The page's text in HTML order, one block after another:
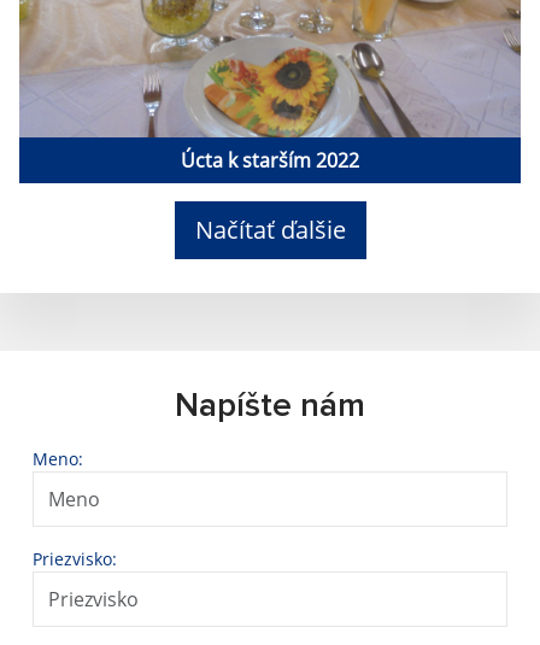
Úcta k starším 2022
Načítať ďalšie
Napíšte nám
Meno:
Priezvisko: